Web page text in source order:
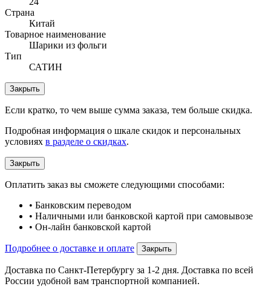
Страна
Китай
Товарное наименование
Шарики из фольги
Тип
САТИН
Закрыть
Если кратко, то чем выше сумма заказа, тем больше скидка.
Подробная информация о шкале скидок и персональных
условиях в разделе о скидках.
Закрыть
Оплатить заказ вы сможете следующими способами:
• Банковским переводом
• Наличными или банковской картой при самовывозе
• Он-лайн банковской картой
Подробнее о доставке и оплате Закрыть
Доставка по Санкт-Петербургу за 1-2 дня. Доставка по всей
России удобной вам транспортной компанией.